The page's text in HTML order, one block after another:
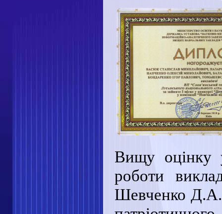
Вищу оцінку
роботи
Шевченко Д.А.